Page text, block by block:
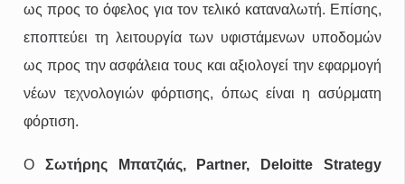
ως προς το όφελος για τον τελικό καταναλωτή. Επίσης,
εποπτεύει τη λειτουργία των υφιστάμενων υποδομών
ως προς την ασφάλεια τους και αξιολογεί την εφαρμογή
νέων τεχνολογιών φόρτισης, όπως είναι η ασύρματη
φόρτιση.
ΟΣωτήρης Μπατζιάς, Partner, Deloitte Strategy